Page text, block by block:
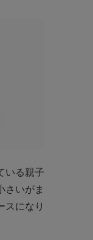
いる親子
さいがま
スになり